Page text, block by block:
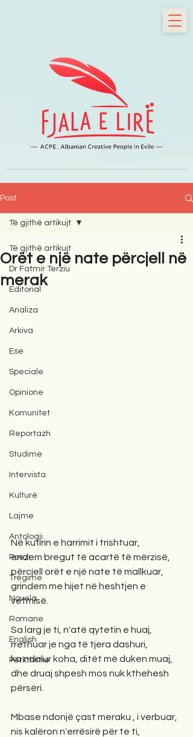
Post
Të gjithë artikujt
Dr Fatmir Terziu
Editorial
Analiza
Arkiva
Ese
Speciale
Opinione
Komunitet
Reportazh
Studime
Intervista
Kulturë
Lajme
Antologji
Poezi
Tregime
Novela
Romane
English
Përkthime
Të gjithë artikujt
Orët e një nate përcjell në
merak
Në kufirin e harrimit i trishtuar,
endem bregut të acartë të mërzisë,
përcjell orët e një nate të mallkuar,
grindem me hijet në heshtjen e
vetmisë.
Sa larg je ti, n'atë qytetin e huaj,
rrethuar je nga të tjera dashuri,
ka ndalur koha, ditët më duken muaj,
dhe druaj shpesh mos nuk kthehesh
përsëri.
Mbase ndonjë çast meraku , i verbuar,
nis kalëron n'errësirë për te ti,